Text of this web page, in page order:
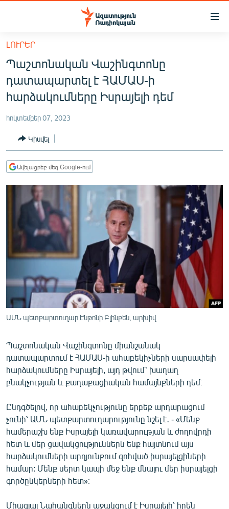
Մատչելիության
հիմնական
բովանդակությանը
հիմնական
մենյուին
ՀԱՅԱՍՏԱՆ
ՔԱՂԱՔԱԿԱՆ
ՀԱՍԱՐԱԿՈՒԹՅՈՒՆ
ՏՆՏԵՍՈՒԹՅՈՒՆ
ՂԱՐԱԲԱՂ
ՊԱՏԵՐԱԶՄԻ 6 ՇԱԲԱԹՆԵՐԸ
ՏԱՐԱԾԱՇՐՋԱՆ
ՄԻՋԱԶԳԱՅԻՆ
ՄՇԱԿՈՒՅԹ
ՍՊՈՐՏ
ՄԵԿՆԱԲԱՆՈՒԹՅՈՒՆ
ԱՐԽԻՎ
ՏԵՍԱՆՅՈՒԹԵՐ
ԲԱՆԱՎԵՃ
ՁԳՏԵԼՈՎ ԼԱՎԱԳՈՒՅՆԻՆ
ՓՈԴՔԱՍԹ
Հայերեն
English
Русский
ԼՈՒՐԵՐ
Պաշտոնական Վաշինգտոնը
դատապարտել է ՀԱՄԱՍ-ի
հարձակումները Իսրայելի դեմ
հոկտեմբեր 07, 2023
Կիսվել
Ավելացրեք մեզ Google-ում
ԱՄՆ պետքարտուղար Էնթոնի Բլինքեն, արխիվ
Պաշտոնական Վաշինգտոնը միանշանակ
դատապարտում է ՀԱՄԱՍ-ի ահաբեկիչների սարսափելի
հարձակումները Իսրայելի, այդ թվում՝ խաղաղ
բնակչության և քաղաքացիական համայնքների դեմ։
Ընդգծելով, որ ահաբեկչությունը երբեք արդարացում
չունի՝ ԱՄՆ պետքարտուղարությունը նշել է․ - «Մենք
համերաշխ ենք Իսրայելի կառավարության և ժողովրդի
հետ և մեր ցավակցություններն ենք հայտնում այս
հարձակումների արդյունքում զոհված իսրայելցիների
համար: Մենք սերտ կապի մեջ ենք մնալու մեր իսրայելցի
գործընկերների հետ»։
Միացյալ Նահանգներն աջակցում է Իսրայելի՝ իրեն